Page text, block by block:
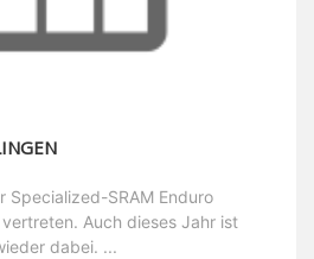
Specialized-SRAM Enduro
Auch dieses Jahr ist
dabei. ...